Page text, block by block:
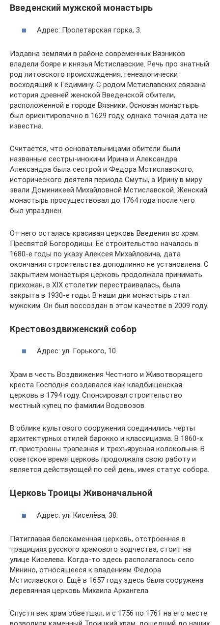
Введенский мужской монастырь
Адрес: Пролетарская горка, 3.
Издавна землями в районе современных Вязников
владели бояре и князья Мстиславские. Речь про знатный
род литовского происхождения, генеалогически
восходящий к Гедимину. С родом Мстиславских связана
история древней женской Введенской обители,
расположенной в городе Вязники. Основан монастырь
был ориентировочно в 1629 году, однако точная дата не
известна.
Считается, что основательницами обители были
названные сестры-инокини Ирина и Александра.
Александра была сестрой и Федора Мстиславского,
исторического деятеля периода Смуты, а Ирину в миру
звали Доминикеей Михайловной Мстиславской. Женский
монастырь просуществовал до 1764 года после чего
был упразднен.
От него осталась красивая церковь Введения во храм
Пресвятой Богородицы. Её строительство началось в
1680-е годы по указу Алексея Михайловича, дата
окончания строительства доподлинно не установлена. С
закрытием монастыря церковь продолжала принимать
прихожан, в XIX столетии перестраивалась, была
закрыта в 1930-е годы. В наши дни монастырь стал
мужским. Он был воссоздан в этом качестве в 2009 году.
Крестовоздвиженский собор
Адрес: ул. Горького, 10.
Храм в честь Воздвижения Честного и Животворящего
креста Господня создавался как кладбищенская
церковь в 1794 году. Спонсировал строительство
местный купец по фамилии Водовозов.
В облике культового сооружения соединились черты
архитектурных стилей барокко и классицизма. В 1860-х
гг. пристроены трапезная и трехъярусная колокольня. В
советское время церковь продолжала свою работу и
является действующей по сей день, имея статус собора.
Церковь Троицы Живоначальной
Адрес: ул. Киселёва, 38.
Пятиглавая белокаменная церковь, отстроенная в
традициях русского храмового зодчества, стоит на
улице Киселева. Когда-то здесь располагалось село
Минино, относящееся к владениям Федора
Мстиславского. Ещё в 1657 году здесь была сооружена
деревянная церковь Михаила Архангела.
Спустя век храм обветшал, и с 1756 по 1761 на его месте